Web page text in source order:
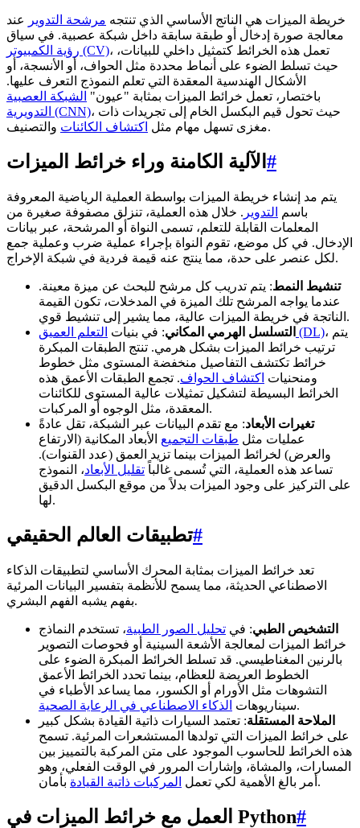
خريطة الميزات هي الناتج الأساسي الذي تنتجه مرشحة التدوير
عند
معالجة صورة إدخال أو طبقة سابقة داخل شبكة عصبية. في سياق
رؤية الكمبيوتر (CV)، تعمل هذه الخرائط كتمثيل داخلي للبيانات،
حيث تسلط الضوء على أنماط محددة مثل الحواف، أو الأنسجة، أو
الأشكال الهندسية المعقدة التي تعلم النموذج التعرف عليها.
باختصار، تعمل خرائط الميزات بمثابة "عيون" الشبكة العصبية
التدويرية (CNN)، حيث تحول قيم البكسل الخام إلى تجريدات ذات
مغزى تسهل مهام مثل اكتشاف الكائنات والتصنيف.
الآلية الكامنة وراء خرائط الميزات #
يتم مد إنشاء خريطة الميزات بواسطة العملية الرياضية المعروفة
باسم
التدوير . خلال هذه العملية، تنزلق مصفوفة صغيرة من
المعلمات القابلة للتعلم، تسمى النواة أو المرشحة، عبر بيانات
الإدخال. في كل موضع، تقوم النواة بإجراء عملية ضرب وعملية جمع
لكل عنصر على حدة، مما ينتج عنه قيمة فردية في شبكة الإخراج.
تنشيط النمط: يتم تدريب كل مرشح للبحث عن ميزة معينة.
عندما يواجه المرشح تلك الميزة في المدخلات، تكون القيمة
الناتجة في خريطة الميزات عالية، مما يشير إلى تنشيط قوي.
التسلسل الهرمي المكاني: في بنيات التعلم العميق (DL)، يتم
ترتيب خرائط الميزات بشكل هرمي. تنتج الطبقات المبكرة
خرائط تكتشف التفاصيل منخفضة المستوى مثل خطوط
ومنحنيات اكتشاف الحواف. تجمع الطبقات الأعمق هذه
الخرائط البسيطة لتشكيل تمثيلات عالية المستوى للكائنات
المعقدة، مثل الوجوه أو المركبات.
تغيرات الأبعاد: مع تقدم البيانات عبر الشبكة، تقل عادةً
عمليات مثل طبقات التجميع الأبعاد المكانية (الارتفاع
والعرض) لخرائط الميزات بينما تزيد العمق (عدد القنوات).
تساعد هذه العملية، التي تُسمى غالباً تقليل الأبعاد، النموذج
على التركيز على وجود الميزات بدلاً من موقع البكسل الدقيق
لها.
تطبيقات العالم الحقيقي#
تعد خرائط الميزات بمثابة المحرك الأساسي لتطبيقات الذكاء
الاصطناعي الحديثة، مما يسمح للأنظمة بتفسير البيانات المرئية
بفهم يشبه الفهم البشري.
التشخيص الطبي: في تحليل الصور الطبية، تستخدم النماذج
خرائط الميزات لمعالجة الأشعة السينية أو فحوصات التصوير
بالرنين المغناطيسي. قد تسلط الخرائط المبكرة الضوء على
الخطوط العريضة للعظام، بينما تحدد الخرائط الأعمق
التشوهات مثل الأورام أو الكسور، مما يساعد الأطباء في
سيناريوهات الذكاء الاصطناعي في الرعاية الصحية
.
الملاحة المستقلة: تعتمد السيارات ذاتية القيادة بشكل كبير
على خرائط الميزات التي تولدها المستشعرات المرئية. تسمح
هذه الخرائط للحاسوب الموجود على متن المركبة بالتمييز بين
المسارات، والمشاة، وإشارات المرور في الوقت الفعلي، وهو
أمر بالغ الأهمية لكي تعمل المركبات ذاتية القيادة بأمان.
العمل مع خرائط الميزات في Python#